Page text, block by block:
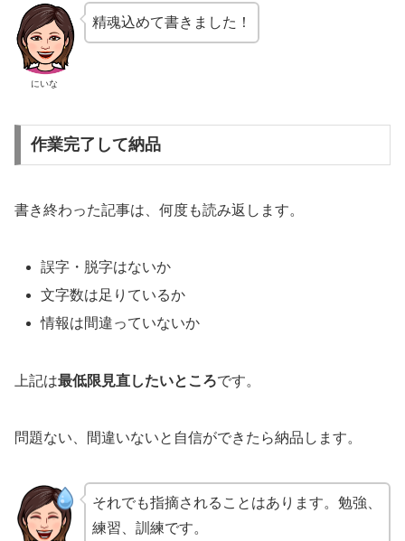
にいな
精魂込めて書きました！
作業完了して納品
書き終わった記事は、何度も読み返します。
誤字・脱字はないか
文字数は足りているか
情報は間違っていないか
上記は最低限見直したいところです。
問題ない、間違いないと自信ができたら納品します。
それでも指摘されることはあります。勉強、
練習、訓練です。